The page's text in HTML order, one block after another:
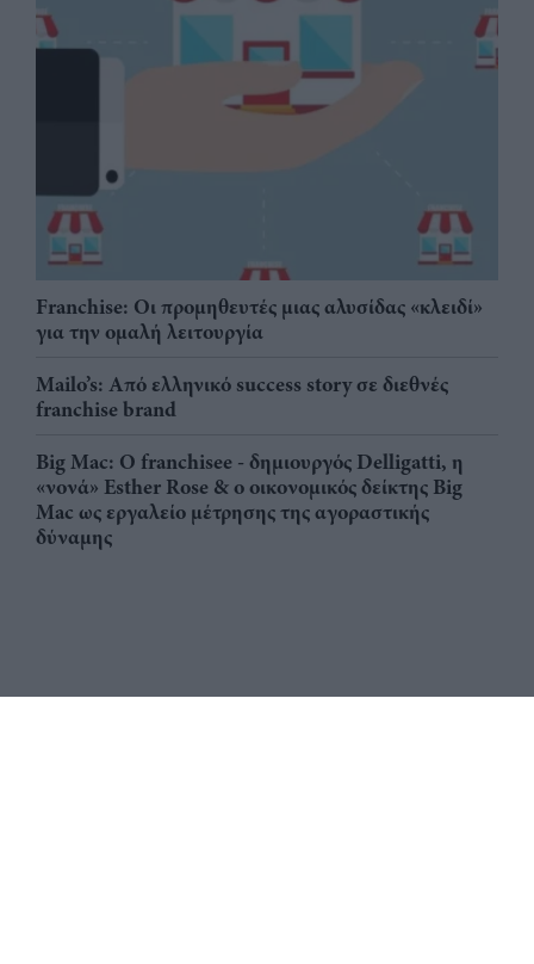
Franchise: Οι προμηθευτές μιας αλυσίδας «κλειδί»
για την ομαλή λειτουργία
Mailo’s: Από ελληνικό success story σε διεθνές
franchise brand
Big Mac: Ο franchisee - δημιουργός Delligatti, η
«νονά» Esther Rose & ο οικονομικός δείκτης Big
Mac ως εργαλείο μέτρησης της αγοραστικής
δύναμης